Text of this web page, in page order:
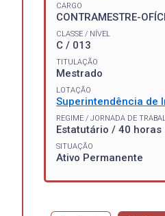
CARGO
CONTRAMESTRE-
CLASSE / NÍVEL
C / 013
TITULAÇÃO
Mestrado
LOTAÇÃO
Superintendência de
REGIME / JORNADA DE
Estatutário / 40 horas
SITUAÇÃO
Ativo Permanente